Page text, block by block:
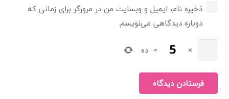
ذخیره نام، ایمیل و وبسایت من در مرورگر برای زمانی که
دوباره دیدگاهی می‌نویسم.
×
= ده
فرستادن دیدگاه